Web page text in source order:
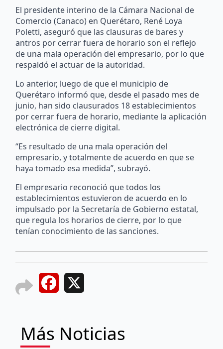
El presidente interino de la Cámara Nacional de
Comercio (Canaco) en Querétaro, René Loya
Poletti, aseguró que las clausuras de bares y
antros por cerrar fuera de horario son el reflejo
de una mala operación del empresario, por lo que
respaldó el actuar de la autoridad.
Lo anterior, luego de que el municipio de
Querétaro informó que, desde el pasado mes de
junio, han sido clausurados 18 establecimientos
por cerrar fuera de horario, mediante la aplicación
electrónica de cierre digital.
“Es resultado de una mala operación del
empresario, y totalmente de acuerdo en que se
haya tomado esa medida”, subrayó.
El empresario reconoció que todos los
establecimientos estuvieron de acuerdo en lo
impulsado por la Secretaría de Gobierno estatal,
que regula los horarios de cierre, por lo que
tenían conocimiento de las sanciones.
Facebook
Más Noticias